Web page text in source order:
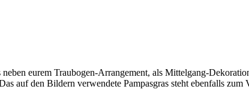
eurem Traubogen-Arrangement, als Mittelgang-
auf den Bildern verwendete Pampasgras steht ebenfalls zum